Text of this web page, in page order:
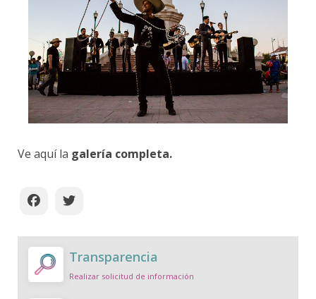
Ve aquí la galería completa.
Transparencia
Realizar solicitud de información